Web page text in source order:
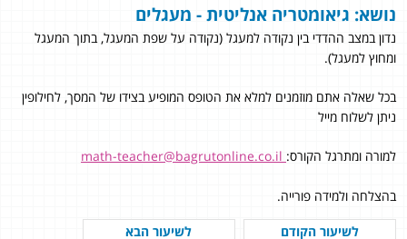
נושא: גיאומטריה אנליטית - מעגלים
נדון במצב ההדדי בין נקודה למעגל (נקודה על שפת המעגל, בתוך המעגל
ומחוץ למעגל).
בכל שאלה אתם מוזמנים למלא את הטופס המופיע בצידו של המסך, לחילופין
ניתן לשלוח מייל
למורה ומתרגל הקורס:
בהצלחה ולמידה פורייה.
לשיעור הקודם
לשיעור הבא